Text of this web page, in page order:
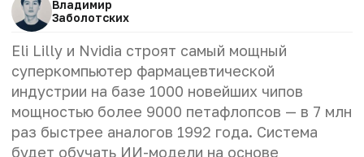
Владимир
Заболотских
Eli Lilly и Nvidia строят самый мощный
суперкомпьютер фармацевтической
индустрии на базе 1000 новейших чипов
мощностью более 9000 петафлопсов — в 7 млн
раз быстрее аналогов 1992 года. Система
будет обучать ИИ-модели на основе